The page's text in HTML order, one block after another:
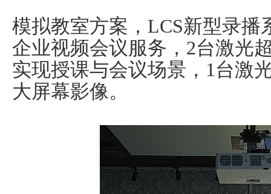
模拟教室方案，LCS新型录
企业视频会议服务，2台激光
实现授课与会议场景，1台激
大屏幕影像。